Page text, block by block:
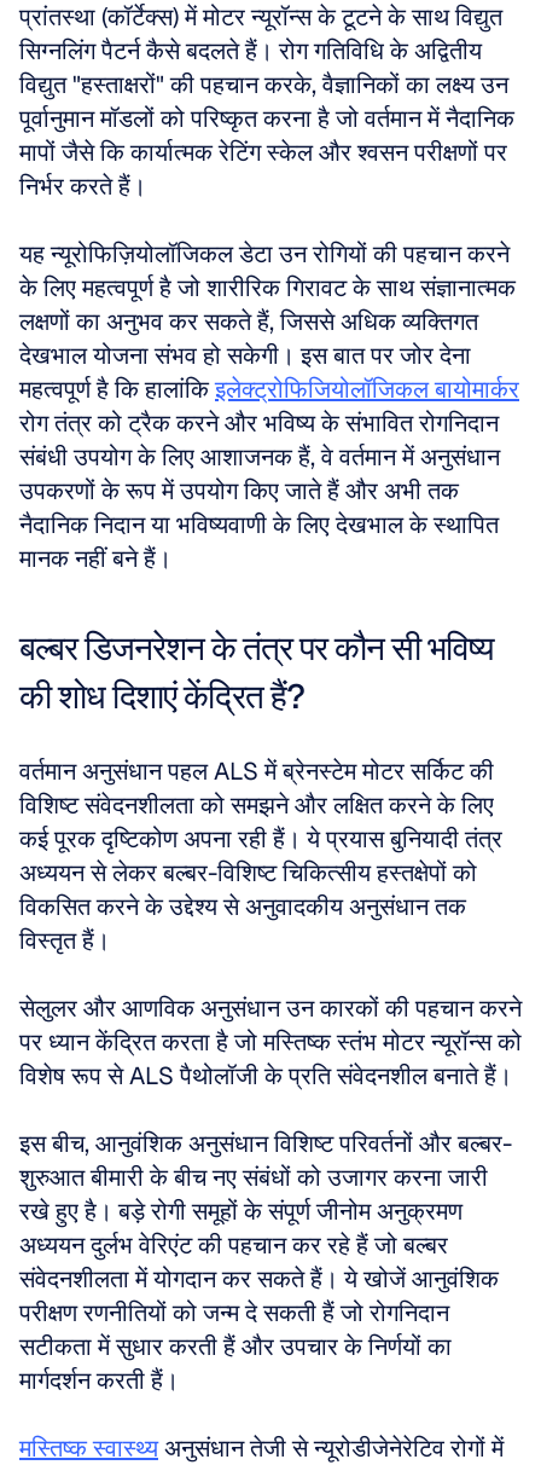
प्रांतस्था (कॉर्टेक्स) में मोटर न्यूरॉन्स के टूटने के साथ विद्युत
सिग्नलिंग पैटर्न कैसे बदलते हैं। रोग गतिविधि के अद्वितीय
विद्युत "हस्ताक्षरों" की पहचान करके, वैज्ञानिकों का लक्ष्य उन
पूर्वानुमान मॉडलों को परिष्कृत करना है जो वर्तमान में नैदानिक
मापों जैसे कि कार्यात्मक रेटिंग स्केल और श्वसन परीक्षणों पर
निर्भर करते हैं।
यह न्यूरोफिज़ियोलॉजिकल डेटा उन रोगियों की पहचान करने
के लिए महत्वपूर्ण है जो शारीरिक गिरावट के साथ संज्ञानात्मक
लक्षणों का अनुभव कर सकते हैं, जिससे अधिक व्यक्तिगत
देखभाल योजना संभव हो सकेगी। इस बात पर जोर देना
महत्वपूर्ण है कि हालांकि इलेक्ट्रोफिजियोलॉजिकल बायोमार्कर
रोग तंत्र को ट्रैक करने और भविष्य के संभावित रोगनिदान
संबंधी उपयोग के लिए आशाजनक हैं, वे वर्तमान में अनुसंधान
उपकरणों के रूप में उपयोग किए जाते हैं और अभी तक
नैदानिक निदान या भविष्यवाणी के लिए देखभाल के स्थापित
मानक नहीं बने हैं।
बल्बर डिजनरेशन के तंत्र पर कौन सी भविष्य
की शोध दिशाएं केंद्रित हैं?
वर्तमान अनुसंधान पहल ALS में ब्रेनस्टेम मोटर सर्किट की
विशिष्ट संवेदनशीलता को समझने और लक्षित करने के लिए
कई पूरक दृष्टिकोण अपना रही हैं। ये प्रयास बुनियादी तंत्र
अध्ययन से लेकर बल्बर-विशिष्ट चिकित्सीय हस्तक्षेपों को
विकसित करने के उद्देश्य से अनुवादकीय अनुसंधान तक
विस्तृत हैं।
सेलुलर और आणविक अनुसंधान उन कारकों की पहचान करने
पर ध्यान केंद्रित करता है जो मस्तिष्क स्तंभ मोटर न्यूरॉन्स को
विशेष रूप से ALS पैथोलॉजी के प्रति संवेदनशील बनाते हैं।
इस बीच, आनुवंशिक अनुसंधान विशिष्ट परिवर्तनों और बल्बर-
शुरुआत बीमारी के बीच नए संबंधों को उजागर करना जारी
रखे हुए है। बड़े रोगी समूहों के संपूर्ण जीनोम अनुक्रमण
अध्ययन दुर्लभ वेरिएंट की पहचान कर रहे हैं जो बल्बर
संवेदनशीलता में योगदान कर सकते हैं। ये खोजें आनुवंशिक
परीक्षण रणनीतियों को जन्म दे सकती हैं जो रोगनिदान
सटीकता में सुधार करती हैं और उपचार के निर्णयों का
मार्गदर्शन करती हैं।
मस्तिष्क स्वास्थ्य अनुसंधान तेजी से न्यूरोडीजेनेरेटिव रोगों में